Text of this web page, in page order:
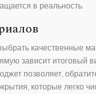
в реальность.
качественные
зависит итоговый
позволяет,
которые легко